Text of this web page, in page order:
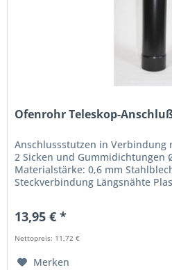
Ofenrohr Teleskop-
Anschlussstutzen in
2 Sicken und Gummidichtungen
Materialstärke: 0,6 mm
Steckverbindung Längsnähte
13,95 € *
Nettopreis: 11,72 €
Merken